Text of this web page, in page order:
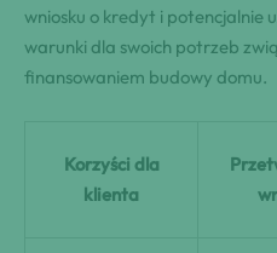
wniosku o kredyt i potencjalnie
warunki dla swoich potrzeb
finansowaniem budowy domu.
Korzyści dla
klienta